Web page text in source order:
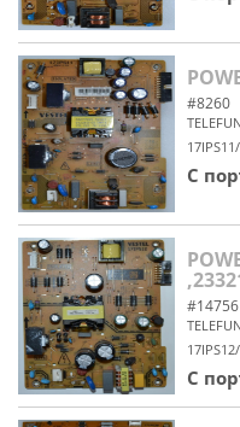
#8260
С
#14756
С